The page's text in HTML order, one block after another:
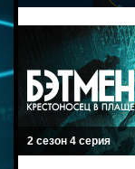
2 сезон 4 серия